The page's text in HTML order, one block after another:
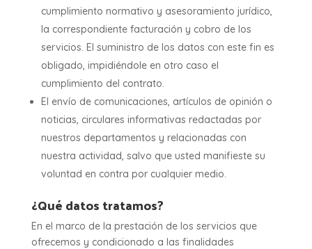
cumplimiento normativo y asesoramiento jurídico,
la correspondiente facturación y cobro de los
servicios. El suministro de los datos con este fin es
obligado, impidiéndole en otro caso el
cumplimiento del contrato.
El envío de comunicaciones, artículos de opinión o
noticias, circulares informativas redactadas por
nuestros departamentos y relacionadas con
nuestra actividad, salvo que usted manifieste su
voluntad en contra por cualquier medio.
¿Qué datos tratamos?
En el marco de la prestación de los servicios que
ofrecemos y condicionado a las finalidades